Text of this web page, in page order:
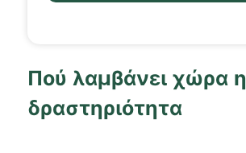
Πού λαμβάνει χώρα η
δραστηριότητα